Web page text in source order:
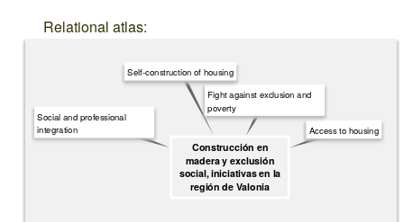
Relational atlas:
Construcción en
madera y exclusión
social, iniciativas en la
región de Valonia
Access to housing
Fight against exclusion and
poverty
Self-construction of housing
Social and professional
integration